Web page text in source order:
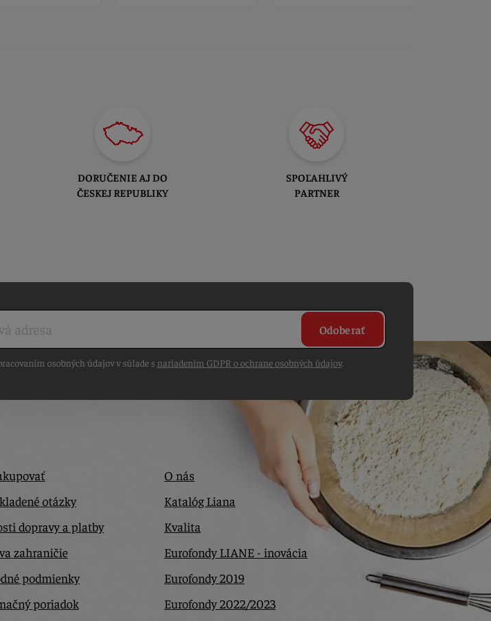
DORUČENIE AJ DO
ČESKEJ REPUBLIKY
SPOĽAHLIVÝ
PARTNER
Odoberať
osobných údajov v súlade snariadením GDPR o ochrane osobných údajov.
otázky
dopravy a platby
zahraničie
podmienky
poriadok
O nás
Katalóg Liana
Kvalita
Eurofondy LIANE - inovácia
Eurofondy 2019
Eurofondy 2022/2023